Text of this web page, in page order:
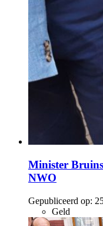
Minister
NWO
Gepubliceerd op:
Geld